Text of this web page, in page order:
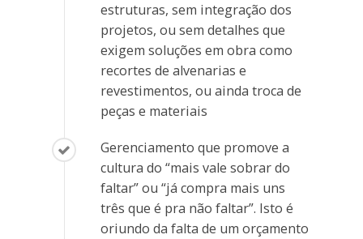
estruturas, sem integração dos
projetos, ou sem detalhes que
exigem soluções em obra como
recortes de alvenarias e
revestimentos, ou ainda troca de
peças e materiais
Gerenciamento que promove a
cultura do “mais vale sobrar do
faltar” ou “já compra mais uns
três que é pra não faltar”. Isto é
oriundo da falta de um orçamento